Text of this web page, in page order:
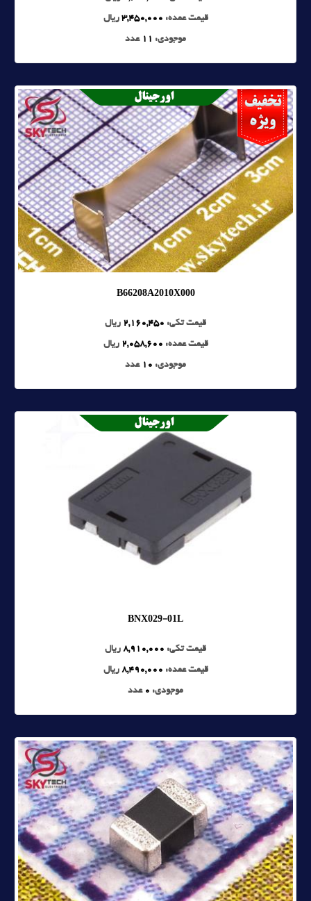
قیمت عمده: 3,450,000 ریال
موجودی: 11 عدد
B66208A2010X000
قیمت تکی: 2,160,450 ریال
قیمت عمده: 2,058,600 ریال
موجودی: 10 عدد
BNX029-01L
قیمت تکی: 8,910,000 ریال
قیمت عمده: 8,490,000 ریال
موجودی: 0 عدد